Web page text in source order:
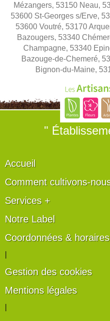
Mézangers, 53150 Neau,
53600 St-Georges s/Erve,
53600 Voutré, 53170
Bazougers, 53340
Champagne, 53340
Bazouge-de-Chemeré,
Bignon-du-Maine,
"
Accueil
Comment cultivons-
Services +
Notre Label
Coordonnées & horaires
Gestion des cookies
Mentions légales